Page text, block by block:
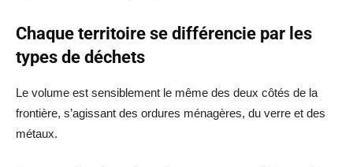
Chaque territoire se différencie par les
types de déchets
Le volume est sensiblement le même des deux côtés de la
frontière, s’agissant des ordures ménagères, du verre et des
métaux.